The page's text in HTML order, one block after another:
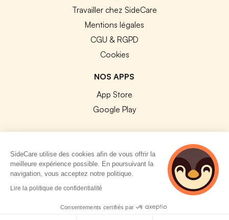
Travailler chez SideCare
Mentions légales
CGU & RGPD
Cookies
NOS APPS
App Store
Google Play
© 2026 SideCare. Tous droits réservés.
SideCare utilise des cookies afin de vous offrir la
meilleure expérience possible. En poursuivant la
navigation, vous acceptez notre politique.
Lire la politique de confidentialité
Consentements certifiés par
4 personnes
consultent
actuellement cette